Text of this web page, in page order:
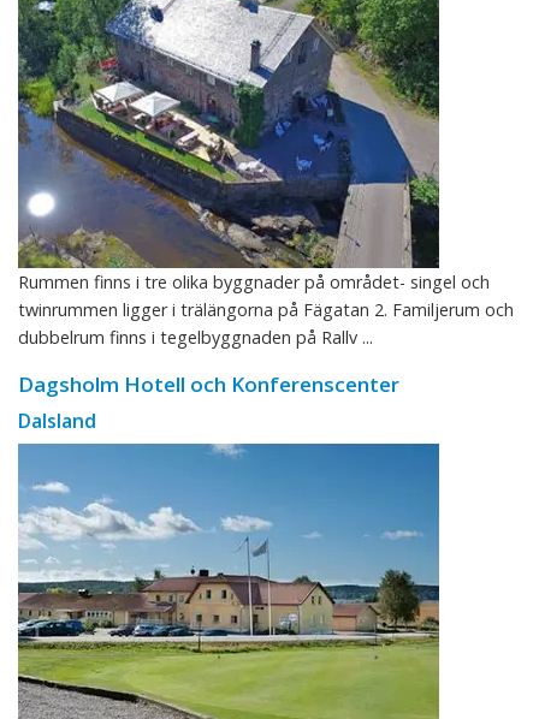
Rummen finns i tre olika byggnader på området- singel och
twinrummen ligger i trälängorna på Fägatan 2. Familjerum och
dubbelrum finns i tegelbyggnaden på Rallv ...
Dagsholm Hotell och Konferenscenter
Dalsland